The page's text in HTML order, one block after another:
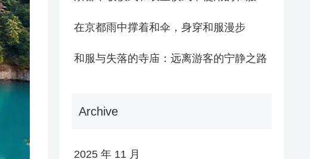
在京都雨中撑着和伞，身穿和服漫步
和服与失落的寺庙：远离游客的宁静之路
Archive
2025 年 11 月